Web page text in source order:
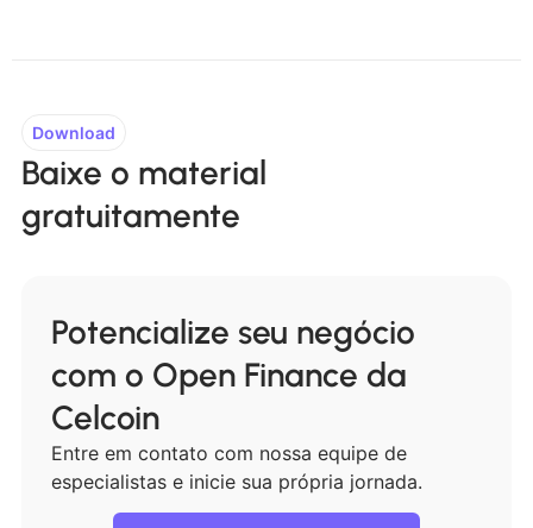
Download
Baixe o material
gratuitamente
Potencialize seu negócio
com o Open Finance da
Celcoin
Entre em contato com nossa equipe de
especialistas e inicie sua própria jornada.